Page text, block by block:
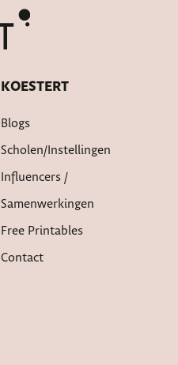
KOESTERT
Blogs
Scholen/instellingen
Influencers /
Samenwerkingen
Free Printables
Contact